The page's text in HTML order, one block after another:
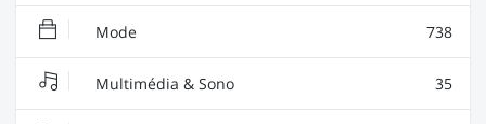
Mode 738
Multimédia & Sono 35